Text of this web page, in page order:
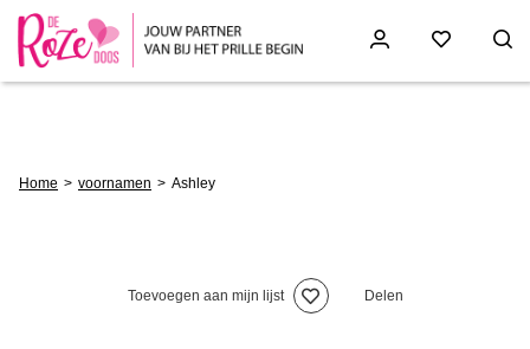
Home voornamen Ashley
Toevoegen aan mijn lijst Delen